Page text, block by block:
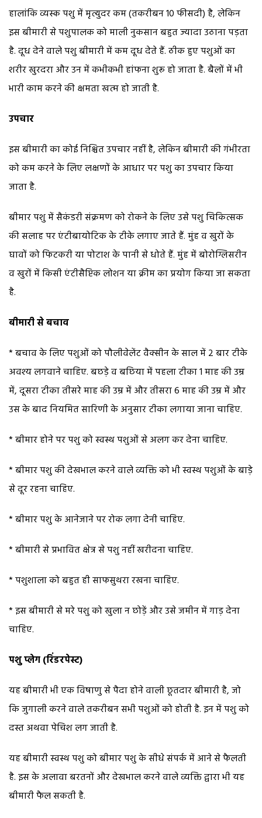
हालांकि व्यस्क पशु में मृत्युदर कम (तकरीबन 10 फीसदी) है, लेकिन
इस बीमारी से पशुपालक को माली नुकसान बहुत ज्यादा उठाना पड़ता
है. दूध देने वाले पशु बीमारी में कम दूध देते हैं. ठीक हुए पशुओं का
शरीर खुरदरा और उन में कभीकभी हांफना शुरू हो जाता है. बैलों में भी
भारी काम करने की क्षमता खत्म हो जाती है.
उपचार
इस बीमारी का कोई निश्चित उपचार नहीं है, लेकिन बीमारी की गंभीरता
को कम करने के लिए लक्षणों के आधार पर पशु का उपचार किया
जाता है.
बीमार पशु में सैकंडरी संक्रमण को रोकने के लिए उसे पशु चिकित्सक
की सलाह पर एंटीबायोटिक के टीके लगाए जाते हैं. मुंह व खुरों के
घावों को फिटकरी या पोटाश के पानी से धोते हैं. मुंह में बोरोग्लिसरीन
व खुरों में किसी एंटीसैप्टिक लोशन या क्रीम का प्रयोग किया जा सकता
है.
बीमारी से बचाव
* बचाव के लिए पशुओं को पौलीवेलेंट वैक्सीन के साल में 2 बार टीके
अवश्य लगवाने चाहिए. बछड़े व बछिया में पहला टीका 1 माह की उम्र
में, दूसरा टीका तीसरे माह की उम्र में और तीसरा 6 माह की उम्र में और
उस के बाद नियमित सारिणी के अनुसार टीका लगाया जाना चाहिए.
* बीमार होने पर पशु को स्वस्थ पशुओं से अलग कर देना चाहिए.
* बीमार पशु की देखभाल करने वाले व्यक्ति को भी स्वस्थ पशुओं के बाड़े
से दूर रहना चाहिए.
* बीमार पशु के आनेजाने पर रोक लगा देनी चाहिए.
* बीमारी से प्रभावित क्षेत्र से पशु नहीं खरीदना चाहिए.
* पशुशाला को बहुत ही साफसुथरा रखना चाहिए.
* इस बीमारी से मरे पशु को खुला न छोड़ें और उसे जमीन में गाड़ देना
चाहिए.
पशु प्लेग (रिंडरपेस्ट)
यह बीमारी भी एक विषाणु से पैदा होने वाली छूतदार बीमारी है, जो
कि जुगाली करने वाले तकरीबन सभी पशुओं को होती है. इन में पशु को
दस्त अथवा पेचिश लग जाती है.
यह बीमारी स्वस्थ पशु को बीमार पशु के सीधे संपर्क में आने से फैलती
है. इस के अलावा बरतनों और देखभाल करने वाले व्यक्ति द्वारा भी यह
बीमारी फैल सकती है.